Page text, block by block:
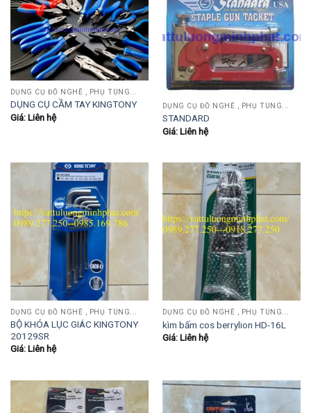
DỤNG CỤ ĐỒ NGHỀ , PHỤ TÙNG...
DỤNG CỤ CẦM TAY KINGTONY
Giá: Liên hệ
DỤNG CỤ ĐỒ NGHỀ , PHỤ TÙNG...
STANDARD
Giá: Liên hệ
DỤNG CỤ ĐỒ NGHỀ , PHỤ TÙNG...
BỘ KHÓA LỤC GIÁC KINGTONY
20129SR
Giá: Liên hệ
DỤNG CỤ ĐỒ NGHỀ , PHỤ TÙNG...
kìm bấm cos berrylion HD-16L
Giá: Liên hệ